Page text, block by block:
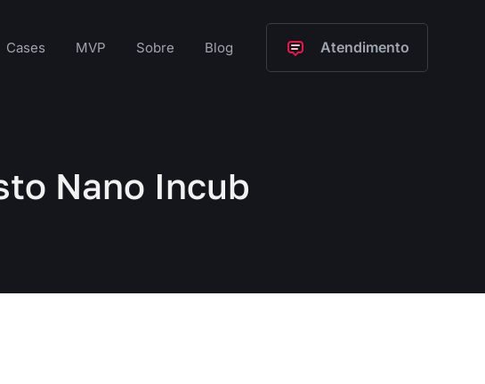
Cases MVP Sobre Blog Atendimento
Nano Incub